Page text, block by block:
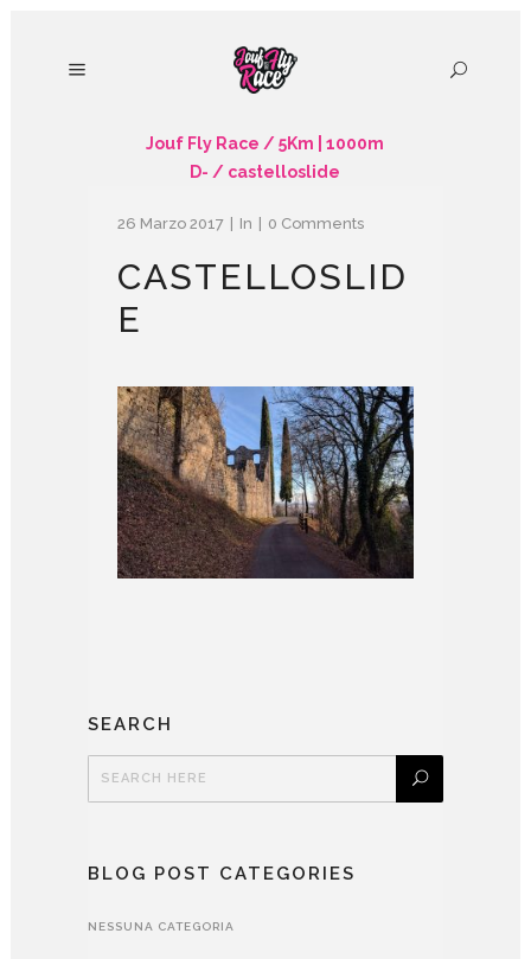
Jouf Fly Race /5Km | 1000m
D- / castelloslide
26 Marzo 2017 In 0 Comments
CASTELLOSLID
E
SEARCH
BLOG POST CATEGORIES
NESSUNA CATEGORIA